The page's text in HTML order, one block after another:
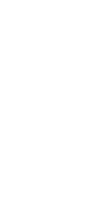
möchtest,
uns darauf von
zu erfahren.